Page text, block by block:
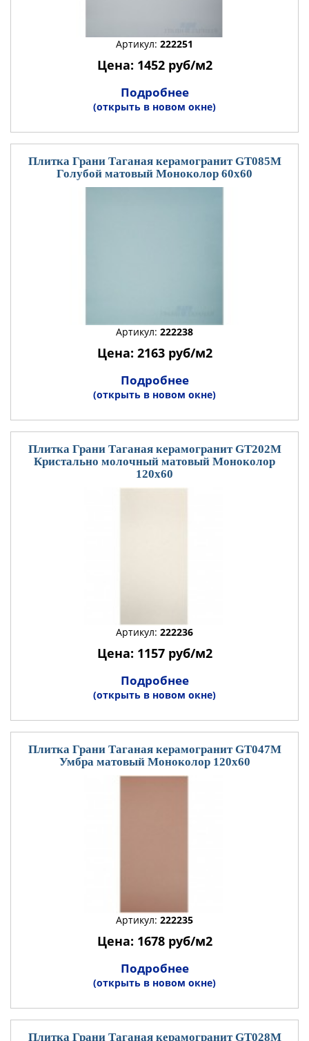
Артикул: 222251
Цена: 1452 руб/м2
Подробнее
(открыть в новом окне)
Плитка Грани Таганая керамогранит GT085М
Голубой матовый Моноколор 60x60
Артикул: 222238
Цена: 2163 руб/м2
Подробнее
(открыть в новом окне)
Плитка Грани Таганая керамогранит GT202М
Кристально молочный матовый Моноколор
120x60
Артикул: 222236
Цена: 1157 руб/м2
Подробнее
(открыть в новом окне)
Плитка Грани Таганая керамогранит GT047М
Умбра матовый Моноколор 120x60
Артикул: 222235
Цена: 1678 руб/м2
Подробнее
(открыть в новом окне)
Плитка Грани Таганая керамогранит GT028M